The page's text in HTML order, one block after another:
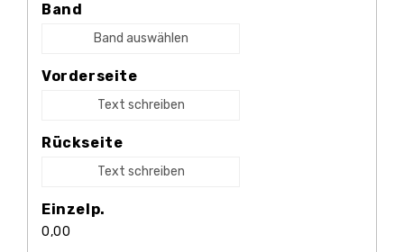
Band
Band auswählen
Vorderseite
Text schreiben
Rückseite
Text schreiben
Einzelp.
0,00